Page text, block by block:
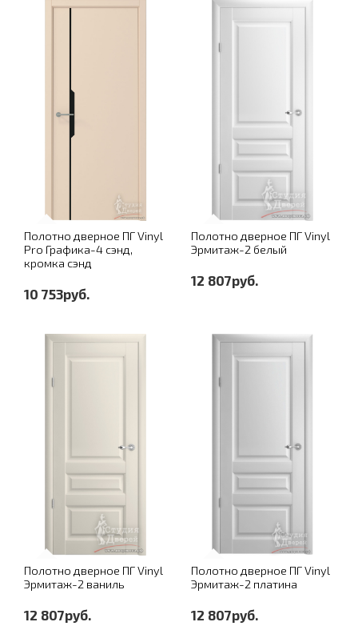
Полотно дверное ПГ Vinyl
Pro Графика-4 сэнд,
кромка сэнд
10 753руб.
Полотно дверное ПГ Vinyl
Эрмитаж-2 белый
12 807руб.
Полотно дверное ПГ Vinyl
Эрмитаж-2 ваниль
12 807руб.
Полотно дверное ПГ Vinyl
Эрмитаж-2 платина
12 807руб.